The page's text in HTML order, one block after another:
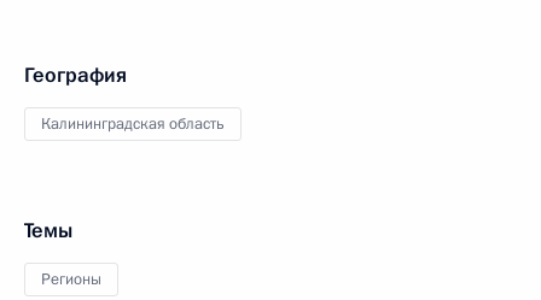
География
Калининградская область
Темы
Регионы